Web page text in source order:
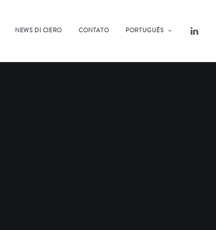
NEWS DI CIERO CONTATO PORTUGUÊS